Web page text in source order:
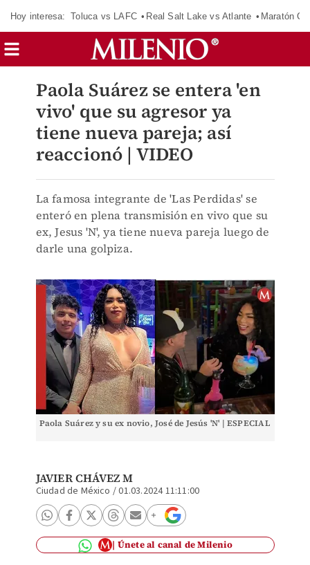
Hoy interesa: Toluca vs LAFC Real Salt Lake vs Atlante Maratón
Paola Suárez se entera 'en
vivo' que su agresor ya
tiene nueva pareja; así
reaccionó | VIDEO
La famosa integrante de 'Las Perdidas' se
enteró en plena transmisión en vivo que su
ex, Jesus 'N', ya tiene nueva pareja luego de
darle una golpiza.
Paola Suárez y su ex novio, José de Jesús 'N' | ESPECIAL
JAVIER CHÁVEZ M
Ciudad de México /01.03.2024 11:11:00
Únete al canal de Milenio